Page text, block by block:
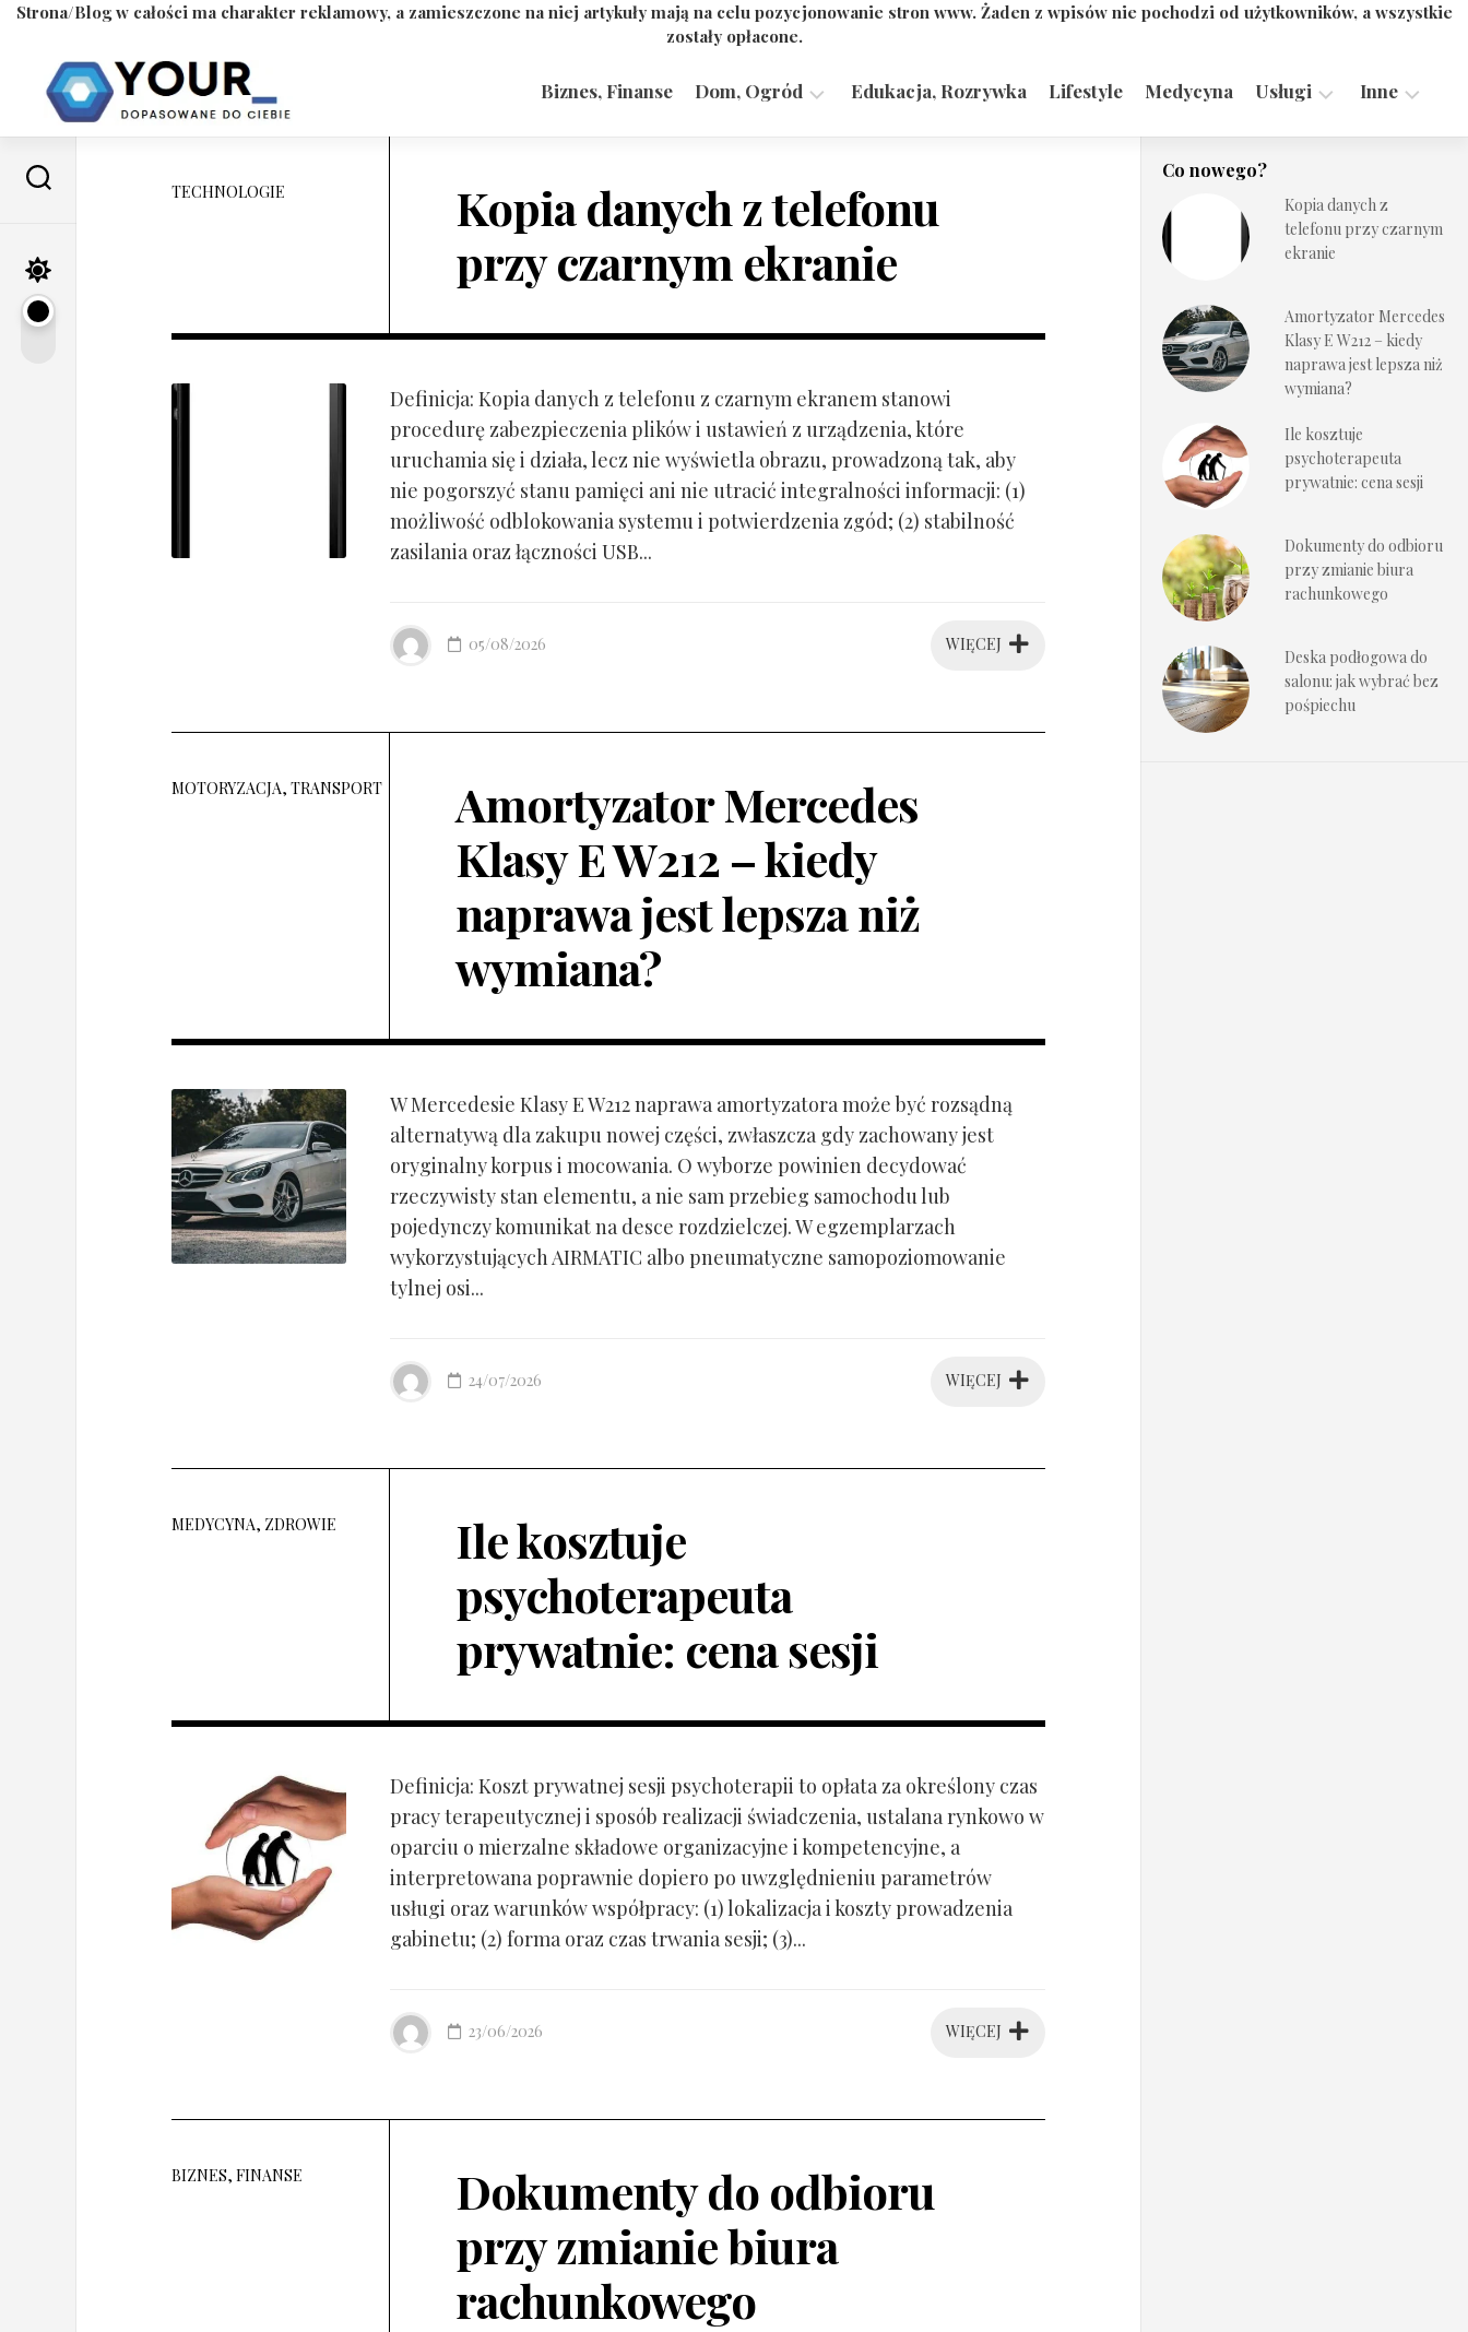
Strona/Blog w całości ma charakter reklamowy, a zamieszczone na niej artykuły mają na celu pozycjonowanie stron www. Żaden z wpisów nie pochodzi od użytkowników, a wszystkie
zostały opłacone.
content
Biznes, Finanse Dom, Ogród Edukacja, Rozrywka Lifestyle Medycyna Usługi
Technologie
Inne
TECHNOLOGIE
Kopia danych z telefonu
przy czarnym ekranie
Definicja: Kopia danych z telefonu z czarnym ekranem stanowi
procedurę zabezpieczenia plików i ustawień z urządzenia, które
uruchamia się i działa, lecz nie wyświetla obrazu, prowadzoną tak, aby
nie pogorszyć stanu pamięci ani nie utracić integralności informacji: (1)
możliwość odblokowania systemu i potwierdzenia zgód; (2) stabilność
zasilania oraz łączności USB...
WIĘCEJ
05/08/2026
MOTORYZACJA, TRANSPORT
Amortyzator Mercedes
Klasy E W212 – kiedy
naprawa jest lepsza niż
wymiana?
W Mercedesie Klasy E W212 naprawa amortyzatora może być rozsądną
alternatywą dla zakupu nowej części, zwłaszcza gdy zachowany jest
oryginalny korpus i mocowania. O wyborze powinien decydować
rzeczywisty stan elementu, a nie sam przebieg samochodu lub
pojedynczy komunikat na desce rozdzielczej. W egzemplarzach
wykorzystujących AIRMATIC albo pneumatyczne samopoziomowanie
tylnej osi...
WIĘCEJ
24/07/2026
MEDYCYNA, ZDROWIE
Ile kosztuje
psychoterapeuta
prywatnie: cena sesji
Definicja: Koszt prywatnej sesji psychoterapii to opłata za określony czas
pracy terapeutycznej i sposób realizacji świadczenia, ustalana rynkowo w
oparciu o mierzalne składowe organizacyjne i kompetencyjne, a
interpretowana poprawnie dopiero po uwzględnieniu parametrów
usługi oraz warunków współpracy: (1) lokalizacja i koszty prowadzenia
gabinetu; (2) forma oraz czas trwania sesji; (3)...
WIĘCEJ
23/06/2026
BIZNES, FINANSE
Dokumenty do odbioru
przy zmianie biura
rachunkowego
Co nowego?
Kopia danych z
telefonu przy czarnym
ekranie
Amortyzator Mercedes
Klasy E W212 – kiedy
naprawa jest lepsza niż
wymiana?
Ile kosztuje
psychoterapeuta
prywatnie: cena sesji
Dokumenty do odbioru
przy zmianie biura
rachunkowego
Deska podłogowa do
salonu: jak wybrać bez
pośpiechu